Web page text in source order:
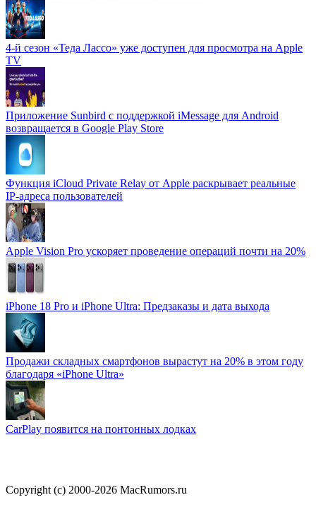
4-й сезон «Теда Лассо» уже доступен для просмотра на Apple
TV
Приложение Sunbird с поддержкой iMessage для Android
возвращается в Google Play Store
Функция iCloud Private Relay от Apple раскрывает реальные
IP-адреса пользователей
Apple Vision Pro ускоряет проведение операций почти на 20%
iPhone 18 Pro и iPhone Ultra: Предзаказы и дата выхода
Продажи складных смартфонов вырастут на 20% в этом году
благодаря «iPhone Ultra»
CarPlay появится на понтонных лодках
Copyright (c) 2000-2026 MacRumors.ru